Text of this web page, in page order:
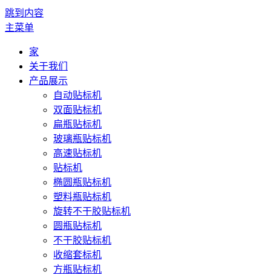
跳到内容
主菜单
家
关于我们
产品展示
自动贴标机
双面贴标机
扁瓶贴标机
玻璃瓶贴标机
高速贴标机
贴标机
椭圆瓶贴标机
塑料瓶贴标机
旋转不干胶贴标机
圆瓶贴标机
不干胶贴标机
收缩套标机
方瓶贴标机